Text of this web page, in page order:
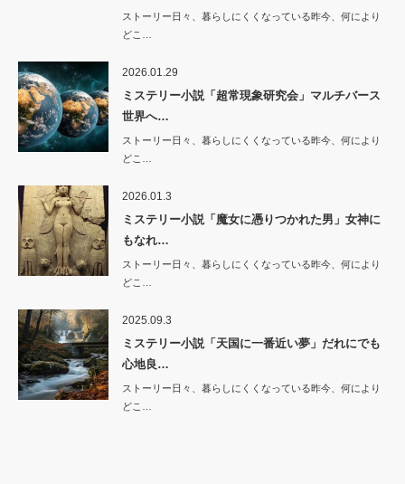
ストーリー日々、暮らしにくくなっている昨今、何により
どこ…
2026.01.29
ミステリー小説「超常現象研究会」マルチバース
世界へ…
ストーリー日々、暮らしにくくなっている昨今、何により
どこ…
2026.01.3
ミステリー小説「魔女に憑りつかれた男」女神に
もなれ…
ストーリー日々、暮らしにくくなっている昨今、何により
どこ…
2025.09.3
ミステリー小説「天国に一番近い夢」だれにでも
心地良…
ストーリー日々、暮らしにくくなっている昨今、何により
どこ…